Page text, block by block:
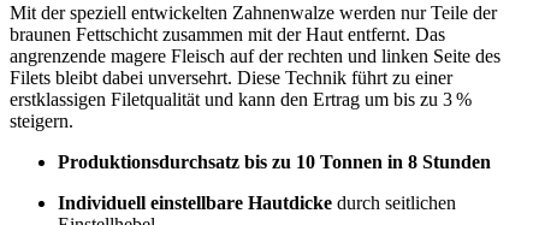
Mit der speziell entwickelten Zahnenwalze werden nur Teile der
braunen Fettschicht zusammen mit der Haut entfernt. Das
angrenzende magere Fleisch auf der rechten und linken Seite des
Filets bleibt dabei unversehrt. Diese Technik führt zu einer
erstklassigen Filetqualität und kann den Ertrag um bis zu 3 %
steigern.
Produktionsdurchsatz bis zu 10 Tonnen in 8 Stunden
Individuell einstellbare Hautdicke durch seitlichen